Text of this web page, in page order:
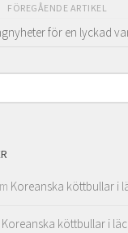
FÖREGÅENDE ARTIKEL
för en lyckad
Koreanska köttbullar i
Koreanska köttbullar i